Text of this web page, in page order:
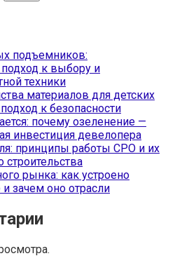
подъемников:
к выбору и
техники
материалов для детских
к безопасности
почему озеленение —
инвестиция девелопера
принципы работы СРО и их
строительства
рынка: как устроено
зачем оно отрасли